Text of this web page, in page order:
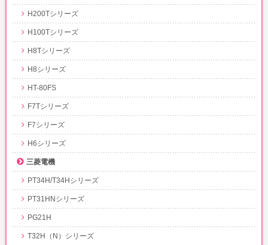
H200Tシリーズ
H100Tシリーズ
H8Tシリーズ
H8シリーズ
HT-80FS
F7Tシリーズ
F7シリーズ
H6シリーズ
三菱電機
PT34H/T34Hシリーズ
PT31HNシリーズ
PG21H
T32H（N）シリーズ